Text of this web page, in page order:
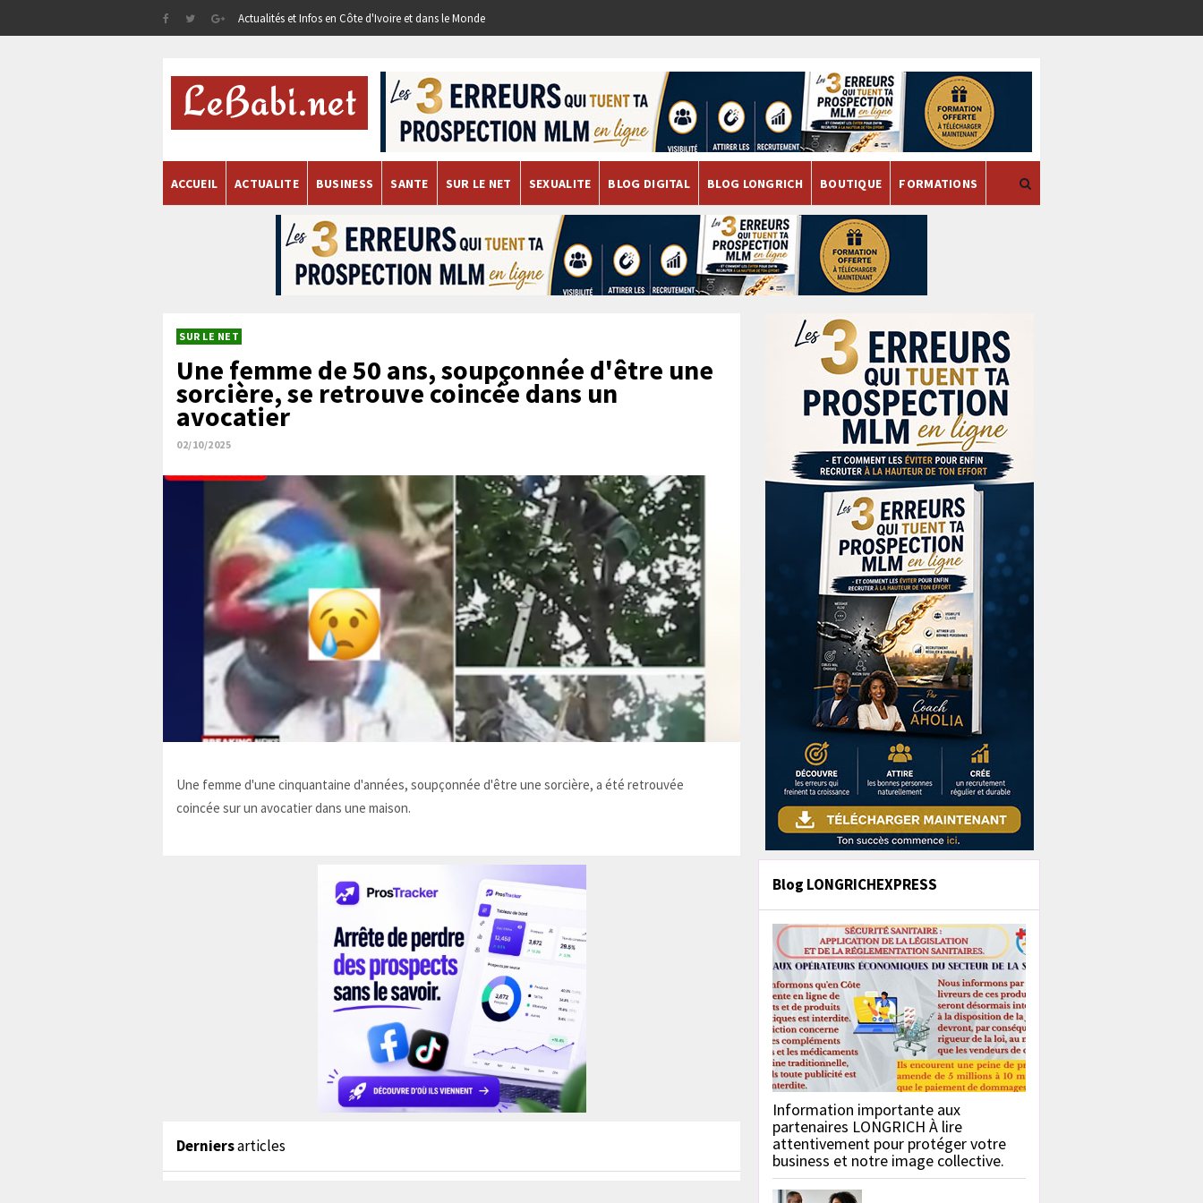
Actualités et Infos en Côte d'Ivoire et dans le Monde
ACCUEIL ACTUALITE BUSINESS SANTE SUR LE NET SEXUALITE BLOG DIGITAL BLOG LONGRICH BOUTIQUE FORMATIONS
SUR LE NET
Une femme de 50 ans, soupçonnée d'être une
sorcière, se retrouve coincée dans un
avocatier
02/10/2025
Une femme d'une cinquantaine d'années, soupçonnée d'être une sorcière, a été retrouvée
coincée sur un avocatier dans une maison.
Derniersarticles
Blog LONGRICHEXPRESS
Information importante aux
partenaires LONGRICH À lire
attentivement pour protéger votre
business et notre image collective.